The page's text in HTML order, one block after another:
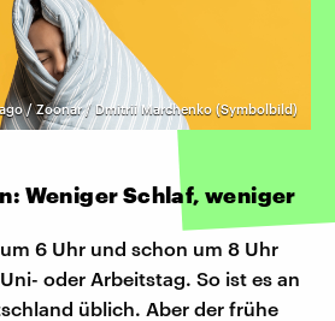
/ Zoonar / Dmitrii Marchenko (Symbolbild)
Weniger Schlaf, weniger
6 Uhr und schon um 8 Uhr
oder Arbeitstag. So ist es an
üblich. Aber der frühe